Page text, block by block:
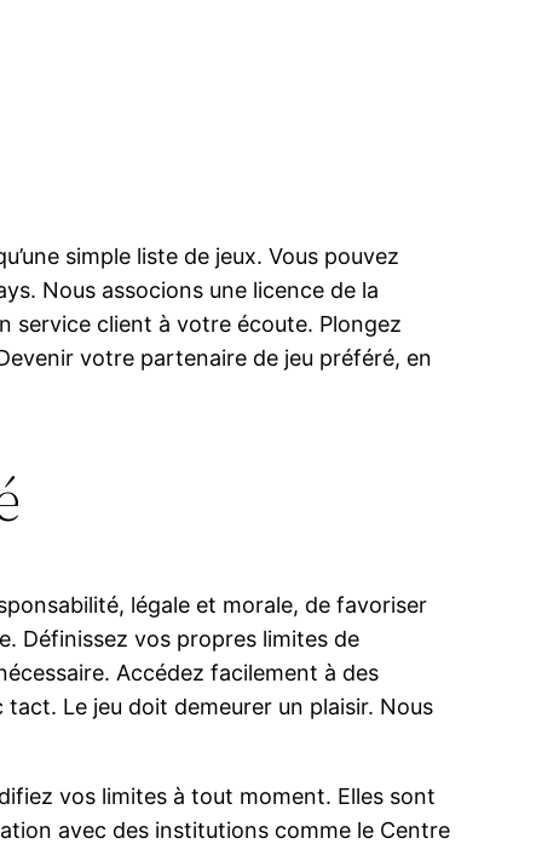
simple liste de jeux. Vous pouvez
Nous associons une licence de la
service client à votre écoute. Plongez
votre partenaire de jeu préféré, en
légale et morale, de favoriser
Définissez vos propres limites de
Accédez facilement à des
Le jeu doit demeurer un plaisir. Nous
vos limites à tout moment. Elles sont
avec des institutions comme le Centre